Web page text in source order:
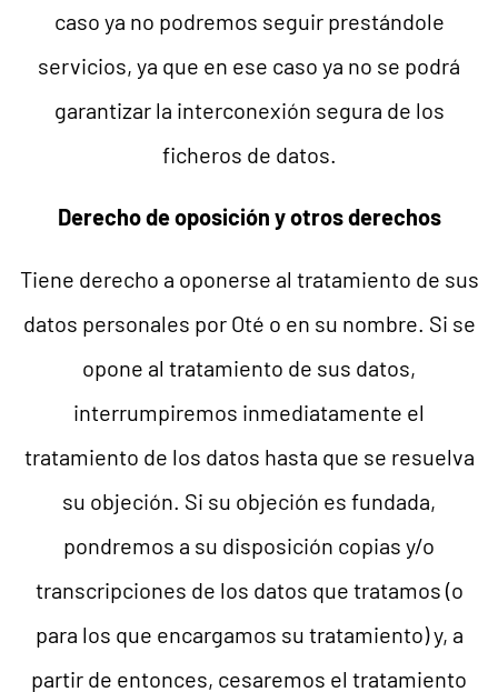
caso ya no podremos seguir prestándole
servicios, ya que en ese caso ya no se podrá
garantizar la interconexión segura de los
ficheros de datos.
Derecho de oposición y otros derechos
Tiene derecho a oponerse al tratamiento de sus
datos personales por Oté o en su nombre. Si se
opone al tratamiento de sus datos,
interrumpiremos inmediatamente el
tratamiento de los datos hasta que se resuelva
su objeción. Si su objeción es fundada,
pondremos a su disposición copias y/o
transcripciones de los datos que tratamos (o
para los que encargamos su tratamiento) y, a
partir de entonces, cesaremos el tratamiento